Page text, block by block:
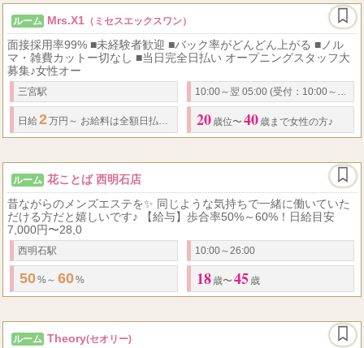
ルーム Mrs.X1 （ミセスエックスワン）
面接採用率99% ■未経験者歓迎 ■バック率がどんどん上がる ■ノル
マ・雑費カットー切なし ■当日完全日払い オープニングスタッフ大
募集♪女性オー
三宮駅 10:00～翌 05:00 (受付：10:00～翌3:00)
日給 2万円～ お給料は全額日払い支給 歩合率60％～ 指名料 フルバック
20 歳位〜 40 歳まで女性の方♪
ルーム 花ことば 西明石店
昔ながらのメンズエステを✨ 同じような気持ちで一緒に働いていた
だける方だと嬉しいです♪ 【給与】歩合率50%～60%！日給目安
7,000円〜28,0
西明石駅 10:00～26:00
50%～ 60% 18 歳〜 45 歳
ルーム Theory(セオリー)